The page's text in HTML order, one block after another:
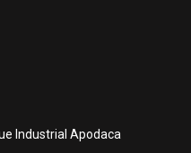
Industrial Apodaca